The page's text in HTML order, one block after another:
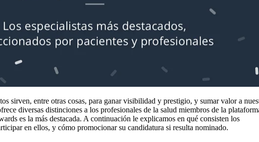
sirven, entre otras cosas, para ganar visibilidad y prestigio, y sumar valor a
diversas distinciones a los profesionales de la salud miembros de la
es la más destacada. A continuación le explicamos en qué consisten los
en ellos, y cómo promocionar su candidatura si resulta nominado.